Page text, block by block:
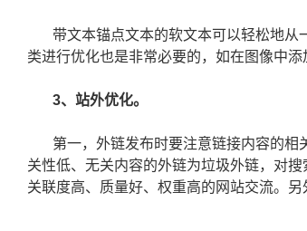
带文本锚点文本的软文本可以轻松地从
类进行优化也是非常必要的，如在图像中添
3、站外优化。
第一，外链发布时要注意链接内容的
关性低、无关内容的外链为垃圾外链，对
关联度高、质量好、权重高的网站交流。